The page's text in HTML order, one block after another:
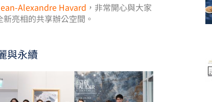
Alexandre Havard ，非常開心與大家
亮相的共享辦公空間。
與永續